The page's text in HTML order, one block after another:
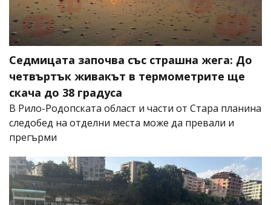
Седмицата започва със страшна жега: До
четвъртък живакът в термометрите ще
скача до 38 градуса
В Рило-Родопската област и части от Стара планина
следобед на отделни места може да превали и
прегърми